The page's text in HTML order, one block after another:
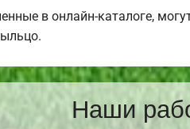
в онлайн-каталоге,
Наши